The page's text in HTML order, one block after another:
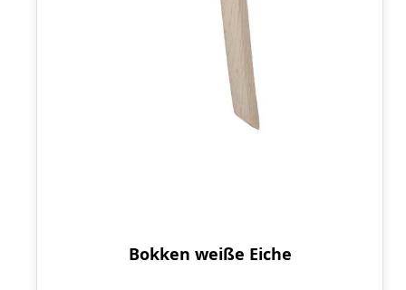
Bokken weiße Eiche